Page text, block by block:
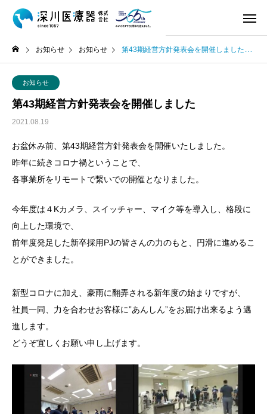
お知らせ お知らせ 第43期経営方針発表会を開催しました
お知らせ
第43期経営方針発表会を開催しました
2021.08.19
お盆休み前、第43期経営方針発表会を開催いたしました。
昨年に続きコロナ禍ということで、
各事業所をリモートで繋いでの開催となりました。
今年度は４Kカメラ、スイッチャー、マイク等を導入し、格段に
向上した環境で、
前年度発足した新卒採用PJの皆さんの力のもと、円滑に進めるこ
とができました。
新型コロナに加え、豪雨に翻弄される新年度の始まりですが、
社員一同、力を合わせお客様に”あんしん”をお届け出来るよう邁
進します。
どうぞ宜しくお願い申し上げます。